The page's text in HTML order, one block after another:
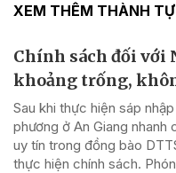
XEM THÊM THÀNH
Chính sách đối với
khoảng trống,
Sau khi thực hiện sáp
phương ở An Giang
uy tín trong đồng bào
thực hiện chính sách.